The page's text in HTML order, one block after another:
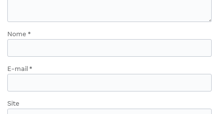
Nome *
E-mail *
Site